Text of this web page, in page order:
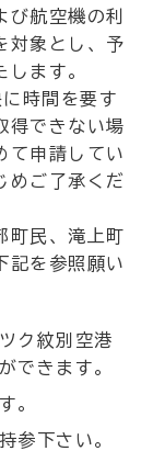
び航空機の利
対象とし、予
ます。
時間を要す
得できない場
て申請してい
めご了承くだ
町民、滝上町
記を参照願い
ク紋別空港
できます。
。
参下さい。